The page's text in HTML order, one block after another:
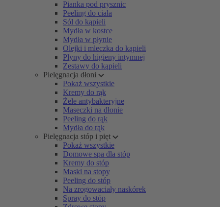
Pianka pod prysznic
Peeling do ciała
Sól do kąpieli
Mydła w kostce
Mydła w płynie
Olejki i mleczka do kąpieli
Płyny do higieny intymnej
Zestawy do kąpieli
Pielęgnacja dłoni
Pokaż wszystkie
Kremy do rąk
Żele antybakteryjne
Maseczki na dłonie
Peeling do rąk
Mydła do rąk
Pielęgnacja stóp i pięt
Pokaż wszystkie
Domowe spa dla stóp
Kremy do stóp
Maski na stopy
Peeling do stóp
Na zrogowaciały naskórek
Spray do stóp